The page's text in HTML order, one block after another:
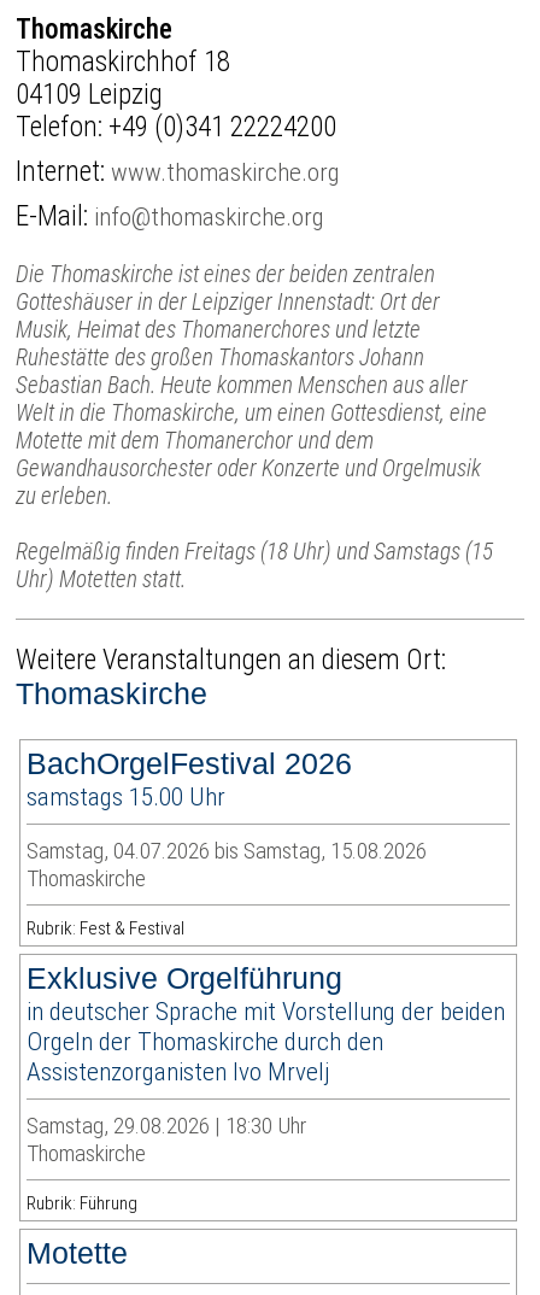
Thomaskirche
Thomaskirchhof 18
04109 Leipzig
Telefon: +49 (0)341 22224200
Internet:www.thomaskirche.org
E-Mail: info@thomaskirche.org
Die Thomaskirche ist eines der beiden zentralen
Gotteshäuser in der Leipziger Innenstadt: Ort der
Musik, Heimat des Thomanerchores und letzte
Ruhestätte des großen Thomaskantors Johann
Sebastian Bach. Heute kommen Menschen aus aller
Welt in die Thomaskirche, um einen Gottesdienst, eine
Motette mit dem Thomanerchor und dem
Gewandhausorchester oder Konzerte und Orgelmusik
zu erleben.
Regelmäßig finden Freitags (18 Uhr) und Samstags (15
Uhr) Motetten statt.
Weitere Veranstaltungen an diesem Ort:
Thomaskirche
BachOrgelFestival 2026
samstags 15.00 Uhr
Samstag, 04.07.2026 bis Samstag, 15.08.2026
Thomaskirche
Rubrik: Fest & Festival
Exklusive Orgelführung
in deutscher Sprache mit Vorstellung der beiden
Orgeln der Thomaskirche durch den
Assistenzorganisten Ivo Mrvelj
Samstag, 29.08.2026 | 18:30 Uhr
Thomaskirche
Rubrik: Führung
Motette